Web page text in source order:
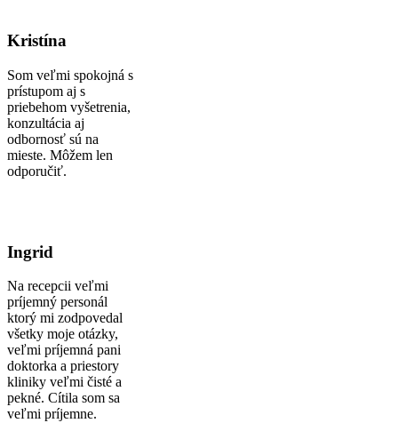
Kristína
Som veľmi spokojná s
prístupom aj s
priebehom vyšetrenia,
konzultácia aj
odbornosť sú na
mieste. Môžem len
odporučiť.
Ingrid
Na recepcii veľmi
príjemný personál
ktorý mi zodpovedal
všetky moje otázky,
veľmi príjemná pani
doktorka a priestory
kliniky veľmi čisté a
pekné. Cítila som sa
veľmi príjemne.